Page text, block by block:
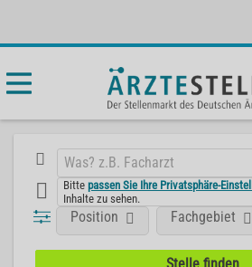
Bittepassen Sie Ihre Privatsphäre-
Inhalte zu sehen.
Position Fachgebiet